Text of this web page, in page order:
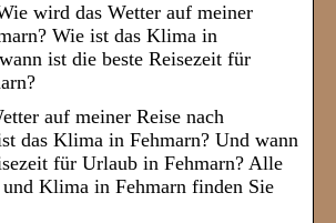
wird das Wetter auf meiner
Wie ist das Klima in
ist die beste Reisezeit für
auf meiner Reise nach
das Klima in Fehmarn? Und wann
für Urlaub in Fehmarn? Alle
Klima in Fehmarn finden Sie